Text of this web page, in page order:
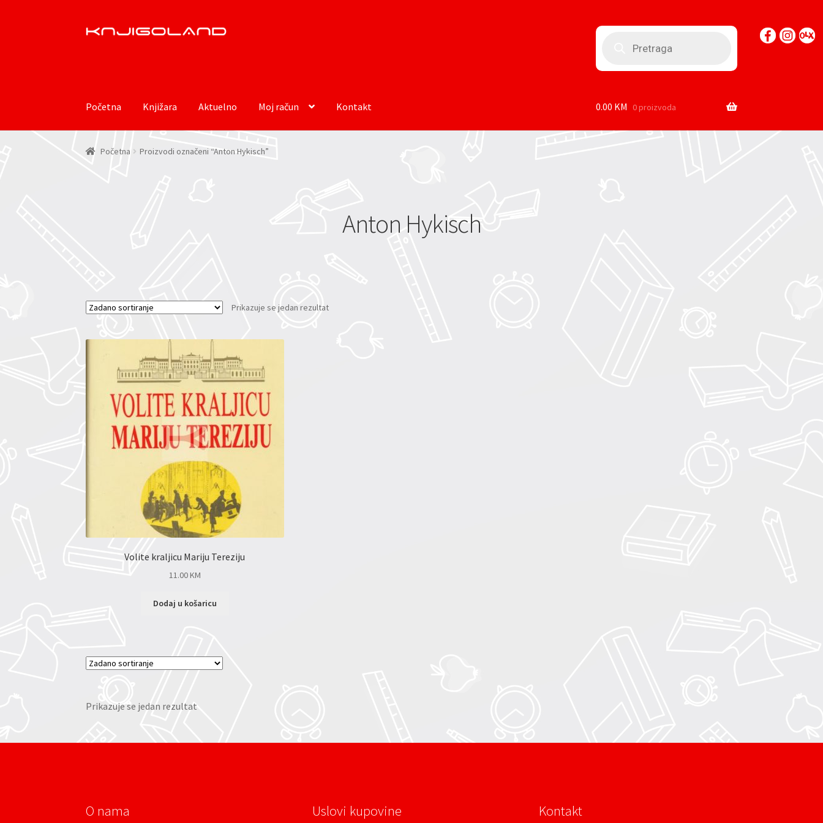
Preskoči
Skoči
Početna Knjižara Aktuelno Moj račun Kontakt 0.00 KM 0 proizvoda
Početna Proizvodi označeni “Anton Hykisch”
Anton Hykisch
Prikazuje se jedan rezultat
Volite kraljicu Mariju Tereziju
11.00KM
Dodaj u košaricu
Prikazuje se jedan rezultat
O nama Uslovi kupovine Kontakt